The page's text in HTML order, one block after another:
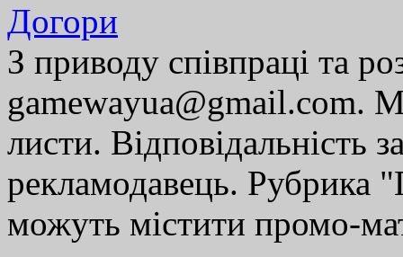
Догори
З приводу співпраці та
gamewayua@gmail.com.
листи. Відповідальність
рекламодавець. Рубрика
можуть містити промо-